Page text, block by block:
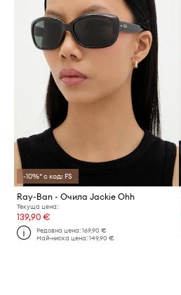
-10%* с код: FS
Ray-Ban - Очила Jackie Ohh
Текуща цена:
139,90 €
Редовна цена:169,90 €
Най-ниска цена:149,90 €